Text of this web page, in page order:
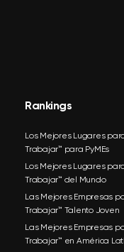
Rankings
Los Mejores Lugares
Trabajar™ para PyMEs
Los Mejores Lugares
Trabajar™ del Mundo
Las Mejores Empresas
Trabajar™ Talento Joven
Las Mejores Empresas
Trabajar™ en América